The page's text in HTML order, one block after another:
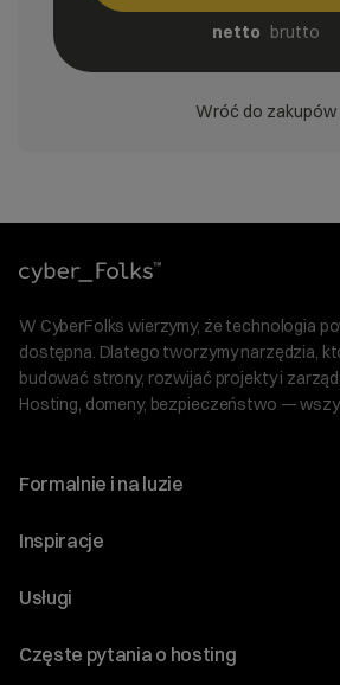
netto brutto
Wróć do zakupów
W CyberFolks wierzymy, że technologia
dostępna. Dlatego tworzymy narzędzia,
budować strony, rozwijać projekty i
Hosting, domeny, bezpieczeństwo —
Formalnie i na luzie
O nas
Program Korzyści dla Inwestorów
Regulaminy i specyfikacje
Inspiracje
Blog
WordPress
Usługi
Domeny
Częste pytania o hosting